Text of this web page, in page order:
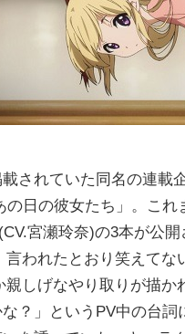
されていた同名の連載
日の彼女たち」。これ
宮瀬玲奈)の3本が公
われたとおり笑えて
親しげなやり取りが描
？」というPV中の台